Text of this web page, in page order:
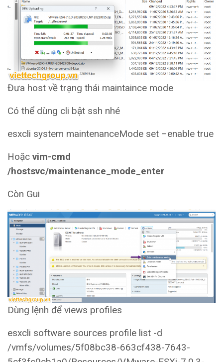
Đưa host về trạng thái maintaince mode
Có thể dùng cli bật ssh nhé
esxcli system maintenanceMode set –enable true
Hoặc vim-cmd
/hostsvc/maintenance_mode_enter
Còn Gui
Dùng lệnh để views profiles
esxcli software sources profile list -d
/vmfs/volumes/5f08bc38-663cf438-7643-